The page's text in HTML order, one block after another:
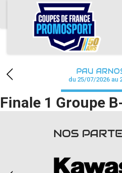
ACCUEIL
ACTUS
CALENDRIER
CHAMPIONNAT
RÉSULTATS
PAU
du 25/07/2026 au
Finale 1 Groupe
NOS